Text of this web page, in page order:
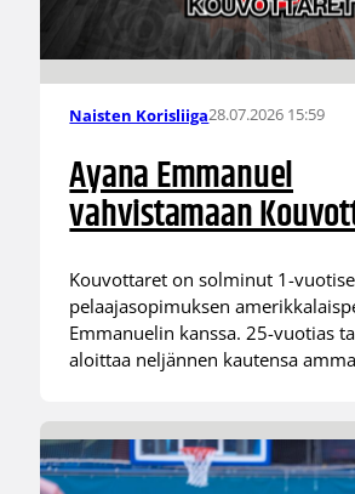
Naisten Korisliiga28.07.2026 15:59
Ayana Emmanuel
vahvistamaan
Kouvottaret on solminut 1-
pelaajasopimuksen
Emmanuelin kanssa. 25-vuotias
aloittaa neljännen kautensa